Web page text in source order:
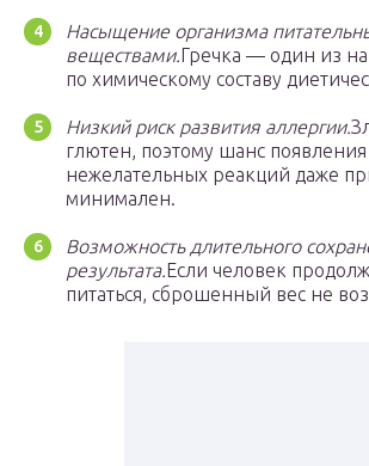
Насыщение организма
веществами.Гречка — один из
по химическому составу
Низкий риск развития аллергии.
глютен, поэтому шанс появления
нежелательных реакций даже
минимален.
Возможность длительного
результата.Если человек
питаться, сброшенный вес не